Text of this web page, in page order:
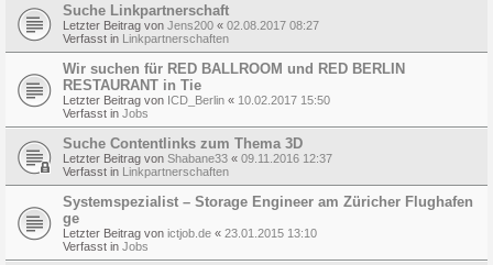
Suche Linkpartnerschaft
Letzter Beitrag von Jens200 « 02.08.2017 08:27
Verfasst in Linkpartnerschaften
Wir suchen für RED BALLROOM und RED BERLIN
RESTAURANT in Tie
Letzter Beitrag von ICD_Berlin « 10.02.2017 15:50
Verfasst in Jobs
Suche Contentlinks zum Thema 3D
Letzter Beitrag von Shabane33 « 09.11.2016 12:37
Verfasst in Linkpartnerschaften
Systemspezialist – Storage Engineer am Züricher Flughafen
ge
Letzter Beitrag von ictjob.de « 23.01.2015 13:10
Verfasst in Jobs